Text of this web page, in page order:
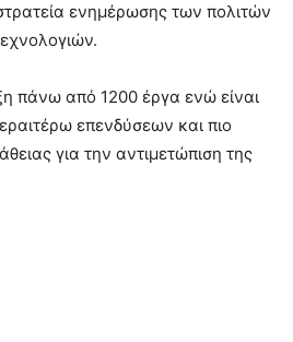
ενημέρωσης των πολιτών
πάνω από 1200 έργα ενώ είναι
επενδύσεων και πιο
για την αντιμετώπιση της